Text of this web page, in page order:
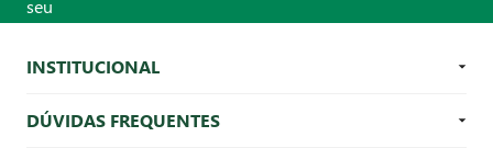
INSTITUCIONAL
DÚVIDAS FREQUENTES